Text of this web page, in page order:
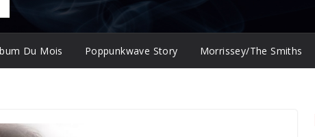
Du Mois Poppunkwave Story Morrissey/The Smiths